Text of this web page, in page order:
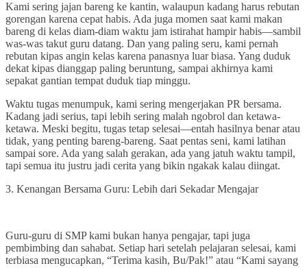
Kami sering jajan bareng ke kantin, walaupun kadang harus rebutan
gorengan karena cepat habis. Ada juga momen saat kami makan
bareng di kelas diam-diam waktu jam istirahat hampir habis—sambil
was-was takut guru datang. Dan yang paling seru, kami pernah
rebutan kipas angin kelas karena panasnya luar biasa. Yang duduk
dekat kipas dianggap paling beruntung, sampai akhirnya kami
sepakat gantian tempat duduk tiap minggu.
Waktu tugas menumpuk, kami sering mengerjakan PR bersama.
Kadang jadi serius, tapi lebih sering malah ngobrol dan ketawa-
ketawa. Meski begitu, tugas tetap selesai—entah hasilnya benar atau
tidak, yang penting bareng-bareng. Saat pentas seni, kami latihan
sampai sore. Ada yang salah gerakan, ada yang jatuh waktu tampil,
tapi semua itu justru jadi cerita yang bikin ngakak kalau diingat.
3. Kenangan Bersama Guru: Lebih dari Sekadar Mengajar
Guru-guru di SMP kami bukan hanya pengajar, tapi juga
pembimbing dan sahabat. Setiap hari setelah pelajaran selesai, kami
terbiasa mengucapkan, “Terima kasih, Bu/Pak!” atau “Kami sayang